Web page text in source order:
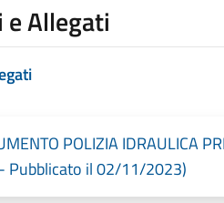
e Allegati
POLIZIA IDRAULICA
Pubblicato il 02/11/2023)